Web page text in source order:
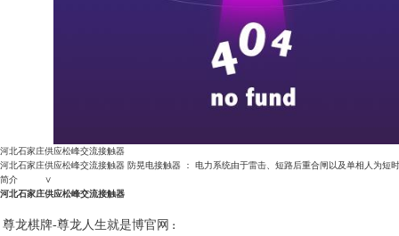
河北石家庄供应松峰交流接触器
河北石家庄供应松峰交流接触器 防晃电接触器 ： 电力系统由于雷击、短路后重合闸以及单相人为
简介 ∨
河北石家庄供应松峰交流接触器
尊龙棋牌-尊龙人生就是博官网
：